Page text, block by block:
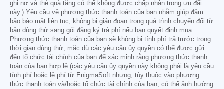
ghi nợ và thẻ quà tặng có thể không được chấp nhận trong ưu đãi
này.) Yêu cầu về phương thức thanh toán của bạn nhằm giúp đảm
bảo bảo mật liên tục, không bị gián đoạn trong quá trình chuyển đổi từ
bản dùng thử sang gói đăng ký trả phí nếu bạn quyết định mua.
Phương thức thanh toán của bạn sẽ không bị tính phí trả trước trong
thời gian dùng thử, mặc dù các yêu cầu ủy quyền có thể được gửi
đến tổ chức tài chính của bạn để xác minh rằng phương thức thanh
toán của bạn hợp lệ (các yêu cầu ủy quyền này không phải là yêu cầu
tính phí hoặc lệ phí từ EnigmaSoft nhưng, tùy thuộc vào phương
thức thanh toán và/hoặc tổ chức tài chính của bạn, có thể ảnh hưởng